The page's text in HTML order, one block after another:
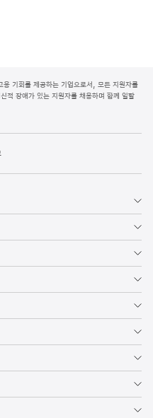
기회를 제공하는 기업으로서, 모든 지원자를
장애가 있는 지원자를 채용하며 함께 일할